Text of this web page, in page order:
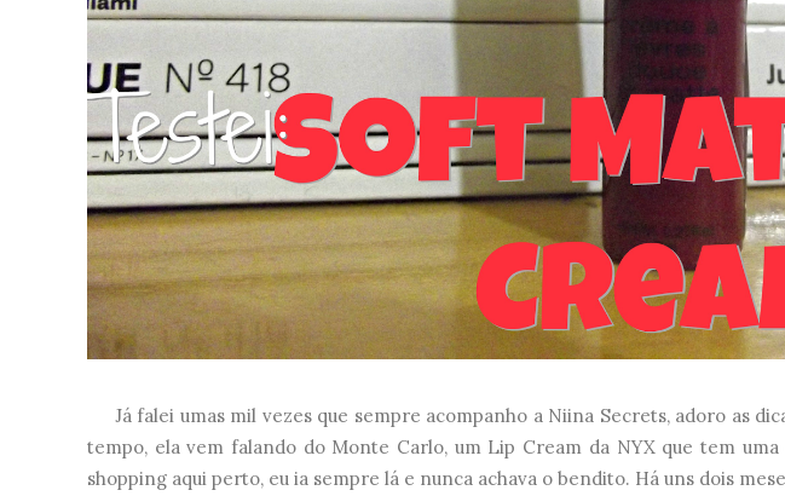
Já falei umas mil vezes que sempre acompanho a Niina Secrets, adoro as
tempo, ela vem falando do Monte Carlo, um Lip Cream da NYX que tem
shopping aqui perto, eu ia sempre lá e nunca achava o bendito. Há uns dois